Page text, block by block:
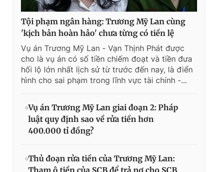
Tội phạm ngân hàng: Trương Mỹ Lan cùng
'kịch bản hoàn hảo' chưa từng có tiền lệ
Vụ án Trương Mỹ Lan - Vạn Thịnh Phát được
cho là vụ án có số tiền chiếm đoạt và tiền đưa
hối lộ lớn nhất lịch sử từ trước đến nay, là điển
hình cho sai phạm trong lĩnh vực tài chính -...
Vụ án Trương Mỹ Lan giai đoạn 2: Pháp
luật quy định sao về rửa tiền hơn
400.000 tỉ đồng?
Thủ đoạn rửa tiền của Trương Mỹ Lan: